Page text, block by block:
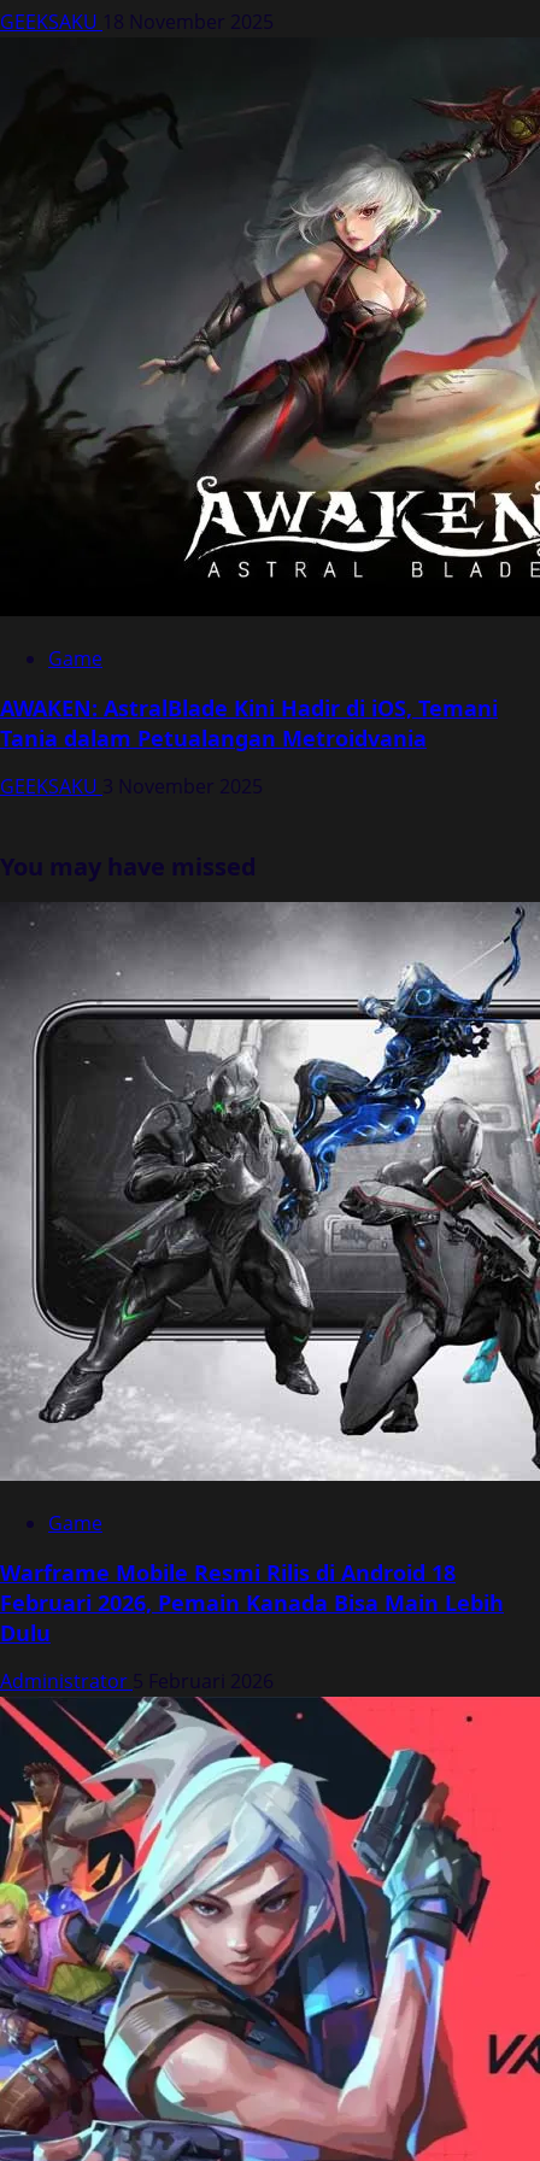
GEEKSAKU 18 November 2025
Game
AWAKEN: AstralBlade Kini Hadir di iOS, Temani
Tania dalam Petualangan Metroidvania
GEEKSAKU 3 November 2025
You may have missed
Game
Warframe Mobile Resmi Rilis di Android 18
Februari 2026, Pemain Kanada Bisa Main Lebih
Dulu
Administrator 5 Februari 2026